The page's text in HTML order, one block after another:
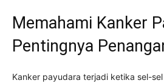
Memahami Kanker
Pentingnya
Kanker payudara terjadi ketika sel-